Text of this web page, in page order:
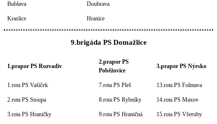
Bublava Doubrava
Kraslice Hranice
9.brigáda PS Domažlice
1.prapor PS Rozvadiv
2.prapor PS
Poběžovice
3.prapor PS Nýrsko
1.rota PS Vašíček 7.rota PS Pleš 13.rota PS Folmava
2.rota PS Stoupa 8.rota PS Rybníky 14.rota PS Maxov
3.rota PS Hraničky 9.rota PS Hraničná 15.rota PS Všeruby